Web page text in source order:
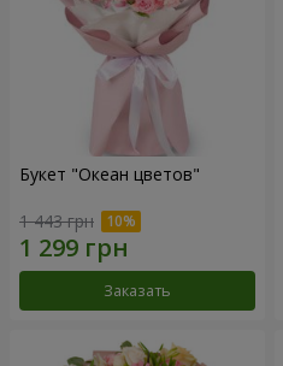
Букет "Океан цветов"
1 443 грн
Заказать